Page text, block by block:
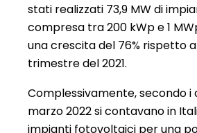
stati realizzati 73,9 MW di
compresa tra 200 kWp e 1
una crescita del 76% rispetto
trimestre del 2021.
Complessivamente, secondo i
marzo 2022 si contavano in
impianti fotovoltaici per una